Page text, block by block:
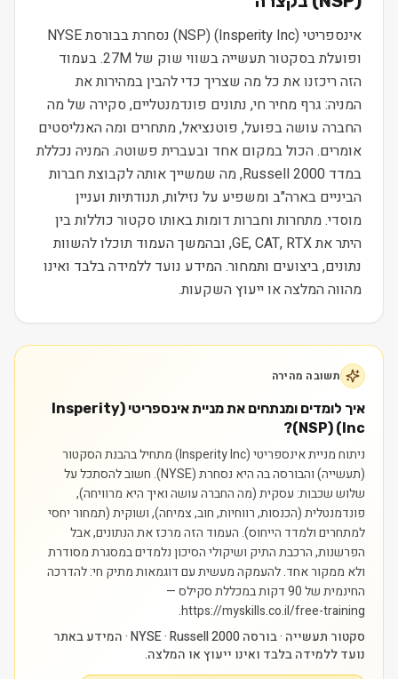
אינספריטי (Insperity Inc) (NSP) נסחרת בבורסת NYSE
ופועלת בסקטור תעשייה בשווי שוק של 27M. בעמוד
הזה ריכזנו את כל מה שצריך כדי להבין במהירות את
המניה: גרף מחיר חי, נתונים פונדמנטליים, סקירה של מה
החברה עושה בפועל, פוטנציאל, מתחרים ומה האנליסטים
אומרים. הכול במקום אחד ובעברית פשוטה. המניה נכללת
במדד Russell 2000, מה שמשייך אותה לקבוצת חברות
הביניים בארה"ב ומשפיע על נזילות, תנודתיות ועניין
מוסדי. מתחרות וחברות דומות באותו סקטור כוללות בין
היתר את GE, CAT, RTX, ובהמשך העמוד תוכלו להשוות
נתונים, ביצועים ותמחור. המידע נועד ללמידה בלבד ואינו
מהווה המלצה או ייעוץ השקעות.
תשובה מהירה
איך לומדים ומנתחים את מניית אינספריטי (Insperity
Inc) (NSP)?
ניתוח מניית אינספריטי (Insperity Inc) מתחיל בהבנת הסקטור
(תעשייה) והבורסה בה היא נסחרת (NYSE). חשוב להסתכל על
שלוש שכבות: עסקית (מה החברה עושה ואיך היא מרוויחה),
פונדמנטלית (הכנסות, רווחיות, חוב, צמיחה), ושוקית (תמחור יחסי
למתחרים ולמדד הייחוס). העמוד הזה מרכז את הנתונים, אבל
הפרשנות, הרכבת התיק ושיקולי הסיכון נלמדים במסגרת מסודרת
ולא ממקור אחד.להעמקה מעשית עם דוגמאות מתיק חי: להדרכה
החינמית של 90 דקות במכללת סקילס —
https://myskills.co.il/free-training.
סקטור תעשייה · בורסה NYSE · Russell 2000 · המידע באתר
נועד ללמידה בלבד ואינו ייעוץ או המלצה.